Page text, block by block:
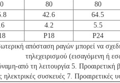
80 80
42.6 64.5
4.2 5.5
P18 P24
απόσταση ραγών μπορεί να
τηλεχειρισμού (εισαγόμενη ή
από τη λειτουργία 5.
ηλεκτρικές συσκευές 7. Προαιρετικές